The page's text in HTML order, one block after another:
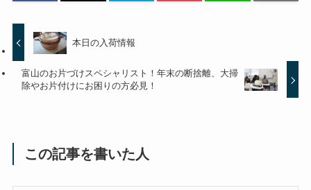
本日の入荷情報
富山のお片づけスペシャリスト！年末の断捨離、大掃
除やお片付けにお困りの方必見！
この記事を書いた人